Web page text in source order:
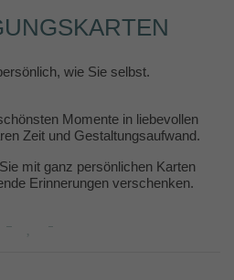
wie Sie selbst.
Momente in liebevollen
Zeit und Gestaltungsaufwand.
mit ganz persönlichen Karten
Erinnerungen verschenken.